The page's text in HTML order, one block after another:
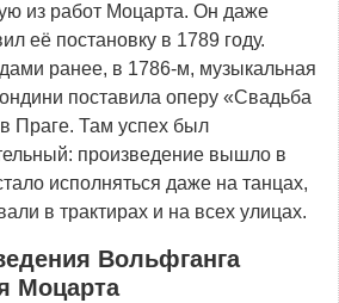
из работ Моцарта. Он даже
её постановку в 1789 году.
ранее, в 1786-м, музыкальная
поставила оперу «Свадьба
Праге. Там успех был
произведение вышло в
исполняться даже на танцах,
в трактирах и на всех улицах.
Вольфганга
Моцарта